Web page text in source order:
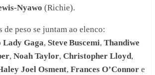
(Richie).
de peso se juntam ao elenco:
Lady Gaga, Steve Buscemi, Thandiwe
, Noah Taylor, Christopher Lloyd,
Joel Osment, Frances O’Connor e